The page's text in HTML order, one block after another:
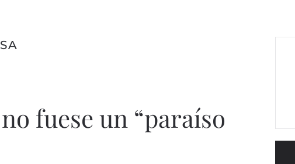
fuese un “paraíso